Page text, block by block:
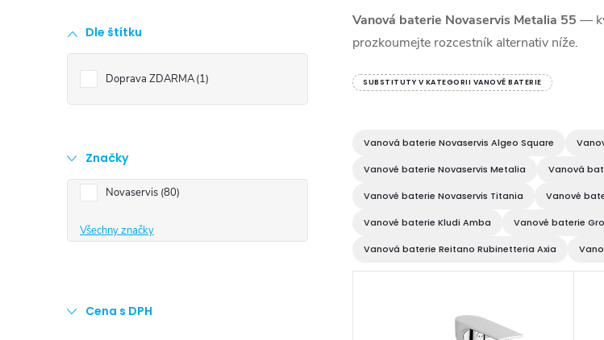
s
t
a
n
n
Dle štítku
Doprava ZDARMA 1
Značky
Novaservis 80
Všechny značky
Cena s DPH
Vanová baterie Novaservis Metalia 55 —
prozkoumejte rozcestník alternativ níže.
SUBSTITUTY V KATEGORII VANOVÉ BATERIE
Vanová baterie Novaservis Algeo Square
Vanové baterie Novaservis Metalia Vanová
Vanové baterie Novaservis Titania Vanové
Vanové baterie Kludi Amba Vanové baterie
Vanová baterie Reitano Rubinetteria Axia